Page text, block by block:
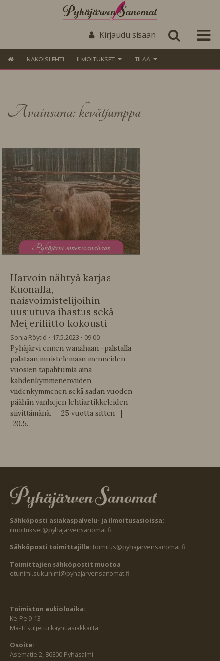
Kirjaudu sisään
NÄKÖISLEHTI ILMOITUKSET TILAA
Avainsana: kevätjumppa
Pyhäjärvi ennen wanahaan
Harvoin nähtyä karjaa
Kuonalla,
naisvoimistelijoihin
uusiutuva ihastus sekä
Meijeriliitto kokousti
Sonja Röytiö 17.5.2023
09:00
Pyhäjärvi ennen wanahaan -palstalla
palataan muistelemaan menneiden
vuosien tapahtumia aina
kahdenkymmenenviiden,
viidenkymmenen sekä sadan vuoden
päähän vanhojen lehtiartikkeleiden
siivittämänä. 25 vuotta sitten |
20.5.
Sähköposti asiakaspalvelu- ja ilmoitusasioissa:
ilmoitukset@pyhajarvensanomat.fi
Sähköposti toimittajille: toimitus@pyhajarvensanomat.fi
Toimittajien sähköpostit muotoa
etunimi.sukunimi@pyhajarvensanomat.fi
Toimiston aukioloaika:
Ke-Pe 9-13
Ma-Ti suljettu käyntiasiakkailta
Osoite:
Asematie 2, 86800 Pyhäsalmi